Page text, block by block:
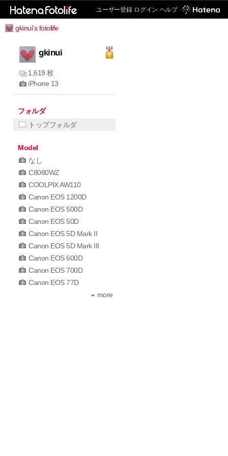
ユーザー登録 ログイン ヘルプ
gkinui's fotolife
gkinui
1,619 枚
iPhone 13
フォルダ
トップフォルダ
Model
なし
C8080WZ
COOLPIX AW110
Canon EOS 1200D
Canon EOS 500D
Canon EOS 50D
Canon EOS 5D Mark II
Canon EOS 5D Mark III
Canon EOS 600D
Canon EOS 700D
Canon EOS 77D
more